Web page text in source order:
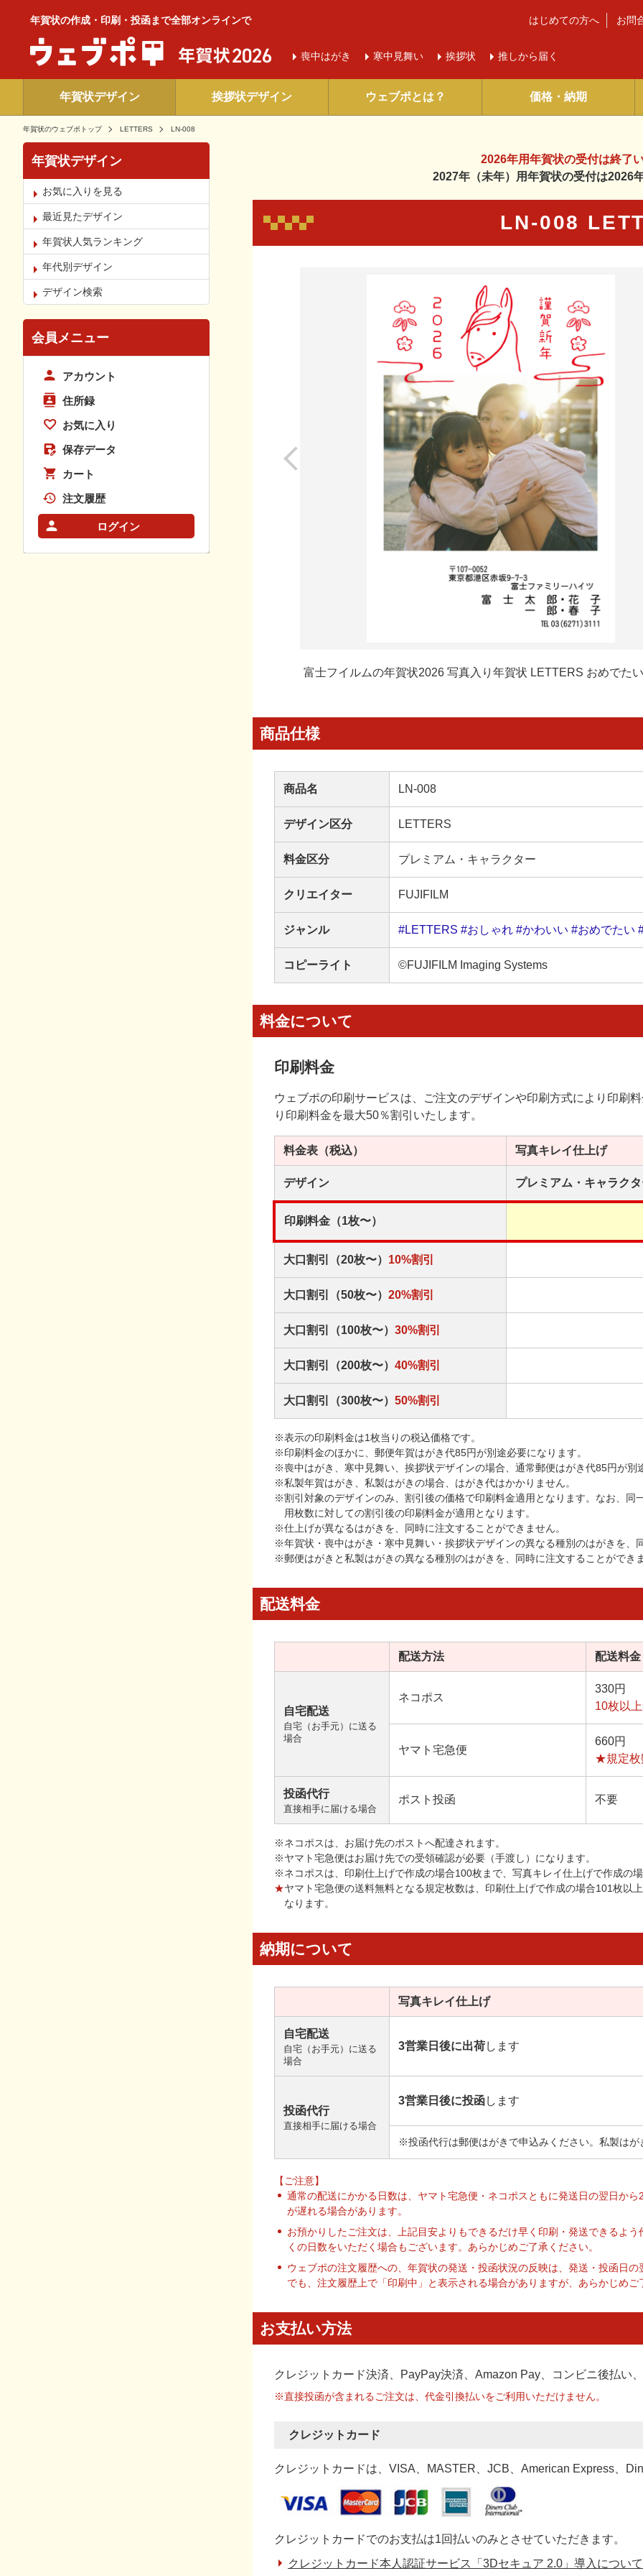
年賀状の作成・印刷・投函まで全部オンラインで
喪中はがき 寒中 見舞い 挨拶状 推しから届く
はじめての方へ お問
年賀状デザイン 挨拶状デザイン ウェブポとは？ 価格・納期
年賀状のウェブポトップ LETTERS LN-008
2026年用年賀状の受付は終了
2027年（未年）用年賀状の受付は2026
LN-008
富士フイルムの年賀状2026 写真入り年賀状 LETTERS おめでた
商品仕様
商品名 LN-008
デザイン区分 LETTERS
料金区分 プレミアム・キャラクター
クリエイター FUJIFILM
ジャンル #LETTERS #おしゃれ #かわいい #おめでたい
コピーライト ©FUJIFILM Imaging Systems
料金について
印刷料金
ウェブポの印刷サービスは、ご注文のデザインや印刷方式により印刷
り印刷料金を最大50％割引いたします。
料金表 （税込） 写真キレイ仕上げ
デザイン プレミアム・ キャラク
印刷料金（1枚〜）
大口割引（20枚〜） 10%割引
大口割引（50枚〜） 20%割引
大口割引（100枚〜） 30%割引
大口割引（200枚〜） 40%割引
大口割引（300枚〜） 50%割引
※表示の印刷料金は1枚当りの税込価格です。
※印刷料金のほかに、郵便年賀はがき代85円が別途必要になります。
※喪中はがき、寒中見舞い、挨拶状デザインの場合、通常郵便はがき代85円が別
※私製年賀はがき、私製はがきの場合、はがき代はかかりません。
※割引対象のデザインのみ、割引後の価格で印刷料金適用となります。なお、同
用枚数に対しての割引後の印刷料金が適用となります。
※仕上げが異なるはがきを、同時に注文することができません。
※年賀状・喪中はがき・寒中見舞い・挨拶状デザインの異なる種別のはがきを、
※郵便はがきと私製はがきの異なる種別のはがきを、同時に注文することができま
配送料金
配送方法 配送料金
自宅配送
自宅（お手元）に送る
場合
ネコポス
330円
10枚以
ヤマト宅急便
660円
★規定枚
投函代行
直接相手に届ける場合
ポスト投函 不要
※ネコポスは、お届け先のポストへ配達されます。
※ヤマト宅急便はお届け先での受領確認が必要（手渡し）になります。
※ネコポスは、印刷仕上げで作成の場合100枚まで、写真キレイ仕上げで作成の
★ヤマト宅急便の送料無料となる規定枚数は、印刷仕上げで作成の場合101枚以
なります。
納期について
写真キレイ仕上げ
自宅配送
自宅（お手元）に送る
場合
3営業日後に出荷します
投函代行
直接相手に届ける場合
3営業日後に投函します
※投函代行は郵便はがきで申込みください。私製はが
【ご注意】
通常の配送にかかる日数は、ヤマト宅急便・ネコポスともに発送日の翌日か
が遅れる場合があります。
お預かりしたご注文は、上記目安よりもできるだけ早く印刷・発送できるよ
くの日数をいただく場合もございます。あらかじめご了承ください。
ウェブポの注文履歴への、年賀状の発送・投函状況の反映は、発送・投函日
でも、注文履歴上で「印刷中」と表示される場合がありますが、あらかじめご
お支払い方法
クレジットカード決済、PayPay決済 、Amazon Pay、コンビニ後払い
※直接投函が含まれるご注文は、代金引換払いをご利用いただけません。
クレジットカード
クレジットカードは、VISA、MASTER、JCB、American Express、
クレジットカードでのお支払は1回払いのみとさせていただきます。
クレジットカード本人認証サービス「3Dセキュア 2.0」導入について
年賀状デザイン
お気に入りを見る
最近見たデザイン
年賀状人気ランキング
年代別デザイン
デザイン検索
会員メニュー
アカウント
住所録
お気に入り
保存データ
カート
注文履歴
ログイン